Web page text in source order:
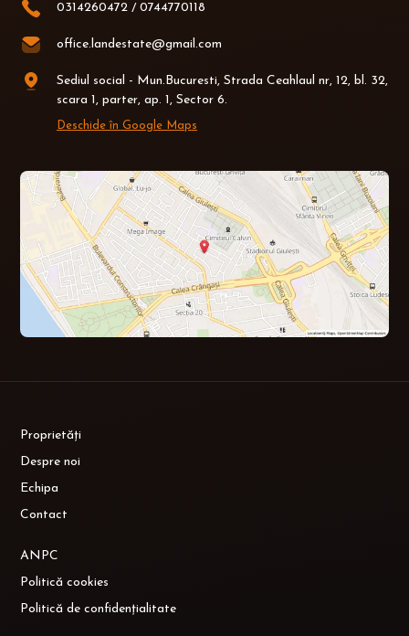
0314260472 / 0744770118
office.landestate@gmail.com
Sediul social - Mun.Bucuresti, Strada Ceahlaul nr, 12, bl. 32,
scara 1, parter, ap. 1, Sector 6.
Deschide în Google Maps
Proprietăți
Despre noi
Echipa
Contact
ANPC
Politică cookies
Politică de confidențialitate